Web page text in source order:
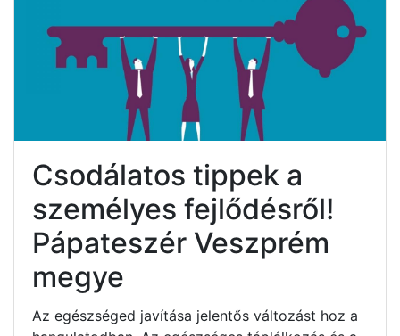
Csodálatos tippek a
személyes fejlődésről!
Pápateszér Veszprém
megye
Az egészséged javítása jelentős változást hoz a